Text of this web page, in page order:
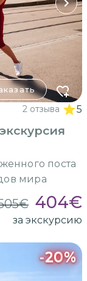
2 отзыва 5
поста
мира
€ 404€
за экскурсию
-20%